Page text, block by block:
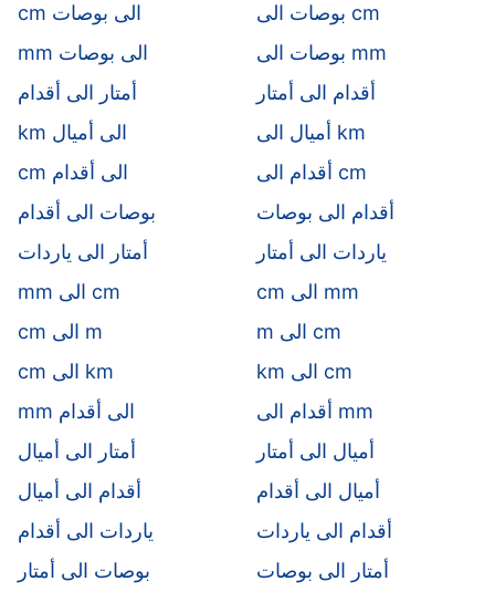
cm الى بوصات
بوصات الى cm
mm الى بوصات
بوصات الى mm
أمتار الى أقدام
أقدام الى أمتار
km الى أميال
أميال الى km
cm الى أقدام
أقدام الى cm
بوصات الى أقدام
أقدام الى بوصات
أمتار الى ياردات
ياردات الى أمتار
mm الى cm
cm الى mm
cm الى m
m الى cm
cm الى km
km الى cm
mm الى أقدام
أقدام الى mm
أمتار الى أميال
أميال الى أمتار
أقدام الى أميال
أميال الى أقدام
ياردات الى أقدام
أقدام الى ياردات
بوصات الى أمتار
أمتار الى بوصات